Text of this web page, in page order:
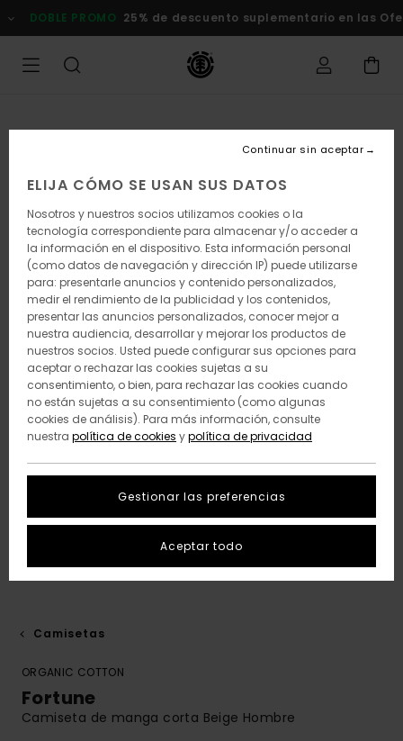
la
DOBLE PROMO 25% de descuento suplementario en las
Camisetas
ORGANIC COTTON
Fortune
Camiseta de manga corta Beige Hombre
ELIJA CÓMO SE USAN SUS DATOS
Nosotros y nuestros socios utilizamos cookies o la
tecnología correspondiente para almacenar y/o acceder a
la información en el dispositivo. Esta información personal
(como datos de navegación y dirección IP) puede utilizarse
para: presentarle anuncios y contenido personalizados,
medir el rendimiento de la publicidad y los contenidos,
presentar las anuncios personalizados, conocer mejor a
nuestra audiencia, desarrollar y mejorar los productos de
nuestros socios. Usted puede configurar sus opciones para
aceptar o rechazar las cookies sujetas a su
consentimiento, o bien, para rechazar las cookies cuando
no están sujetas a su consentimiento (como algunas
cookies de análisis). Para más información, consulte
nuestra política de cookies ypolítica de privacidad
Gestionar las preferencias
Continuar sin aceptar
Aceptar todo